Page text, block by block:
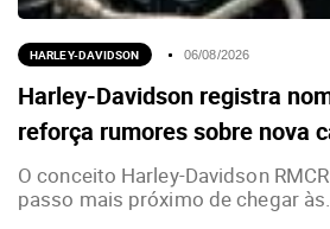
HARLEY-DAVIDSON 06/08/2026
Harley-Davidson registra
reforça rumores sobre nova
O conceito Harley-Davidson
passo mais próximo de chegar